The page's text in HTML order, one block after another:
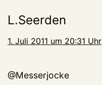
L.Seerden
1. Juli 2011 um 20:31 Uhr
@Messerjocke